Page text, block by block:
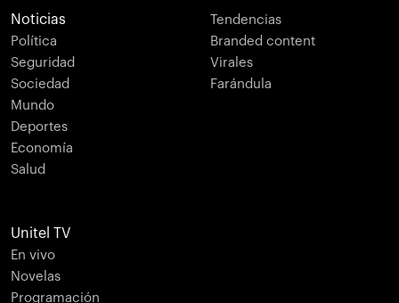
Noticias
Política
Seguridad
Sociedad
Mundo
Deportes
Economía
Salud
Tendencias
Branded content
Virales
Farándula
Unitel TV
En vivo
Novelas
Programación